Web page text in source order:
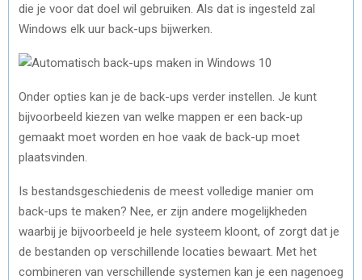
die je voor dat doel wil gebruiken. Als dat is ingesteld zal
Windows elk uur back-ups bijwerken.
Onder opties kan je de back-ups verder instellen. Je kunt
bijvoorbeeld kiezen van welke mappen er een back-up
gemaakt moet worden en hoe vaak de back-up moet
plaatsvinden.
Is bestandsgeschiedenis de meest volledige manier om
back-ups te maken? Nee, er zijn andere mogelijkheden
waarbij je bijvoorbeeld je hele systeem kloont, of zorgt dat je
de bestanden op verschillende locaties bewaart. Met het
combineren van verschillende systemen kan je een nagenoeg